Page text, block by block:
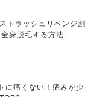
トラッシュリベンジ割
身脱毛する方法
に痛くない！痛みが少